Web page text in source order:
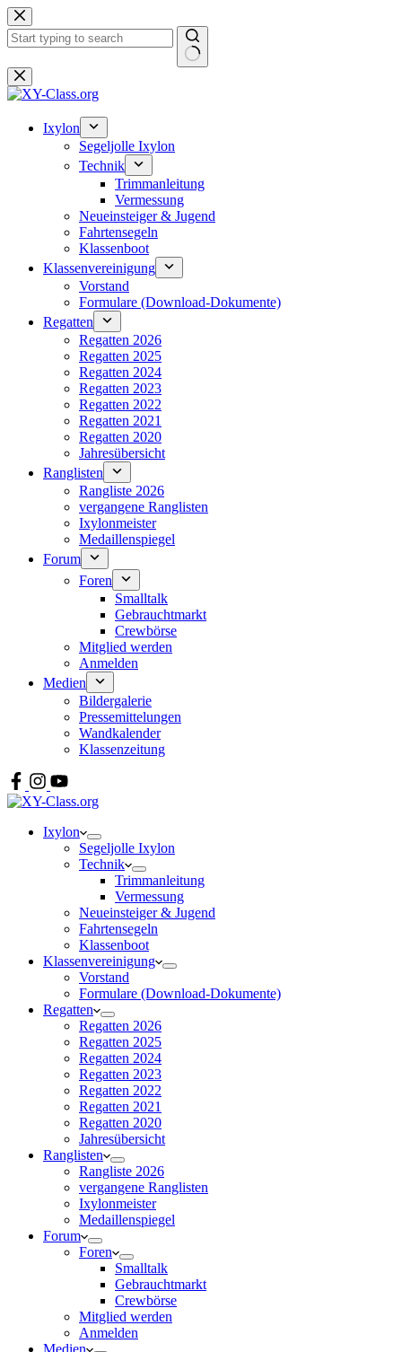
Zum
Inhalt
springen
Keine
Ergebnisse
Ixylon
Segeljolle Ixylon
Technik
Trimmanleitung
Vermessung
Neueinsteiger & Jugend
Fahrtensegeln
Klassenboot
Klassenvereinigung
Vorstand
Formulare (Download-Dokumente)
Regatten
Regatten 2026
Regatten 2025
Regatten 2024
Regatten 2023
Regatten 2022
Regatten 2021
Regatten 2020
Jahresübersicht
Ranglisten
Rangliste 2026
vergangene Ranglisten
Ixylonmeister
Medaillenspiegel
Forum
Foren
Smalltalk
Gebrauchtmarkt
Crewbörse
Mitglied werden
Anmelden
Medien
Bildergalerie
Pressemittelungen
Wandkalender
Klassenzeitung
Ixylon
Segeljolle Ixylon
Technik
Trimmanleitung
Vermessung
Neueinsteiger & Jugend
Fahrtensegeln
Klassenboot
Klassenvereinigung
Vorstand
Formulare (Download-Dokumente)
Regatten
Regatten 2026
Regatten 2025
Regatten 2024
Regatten 2023
Regatten 2022
Regatten 2021
Regatten 2020
Jahresübersicht
Ranglisten
Rangliste 2026
vergangene Ranglisten
Ixylonmeister
Medaillenspiegel
Forum
Foren
Smalltalk
Gebrauchtmarkt
Crewbörse
Mitglied werden
Anmelden
Medien